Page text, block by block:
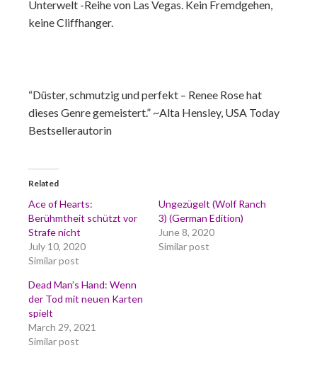
Unterwelt -Reihe von Las Vegas. Kein Fremdgehen,
keine Cliffhanger.
“Düster, schmutzig und perfekt – Renee Rose hat
dieses Genre gemeistert.” ~Alta Hensley, USA Today
Bestsellerautorin
Related
Ace of Hearts:
Berühmtheit schützt vor
Strafe nicht
July 10, 2020
Similar post
Ungezügelt (Wolf Ranch
3) (German Edition)
June 8, 2020
Similar post
Dead Man’s Hand: Wenn
der Tod mit neuen Karten
spielt
March 29, 2021
Similar post